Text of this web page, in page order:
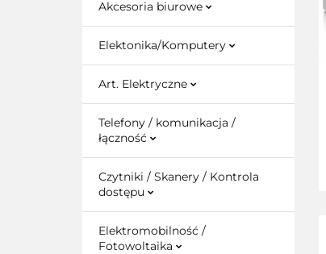
Akcesoria biurowe
Elektonika/Komputery
Art. Elektryczne
Telefony / komunikacja /
łączność
Czytniki / Skanery / Kontrola
dostępu
Elektromobilność /
Fotowoltaika